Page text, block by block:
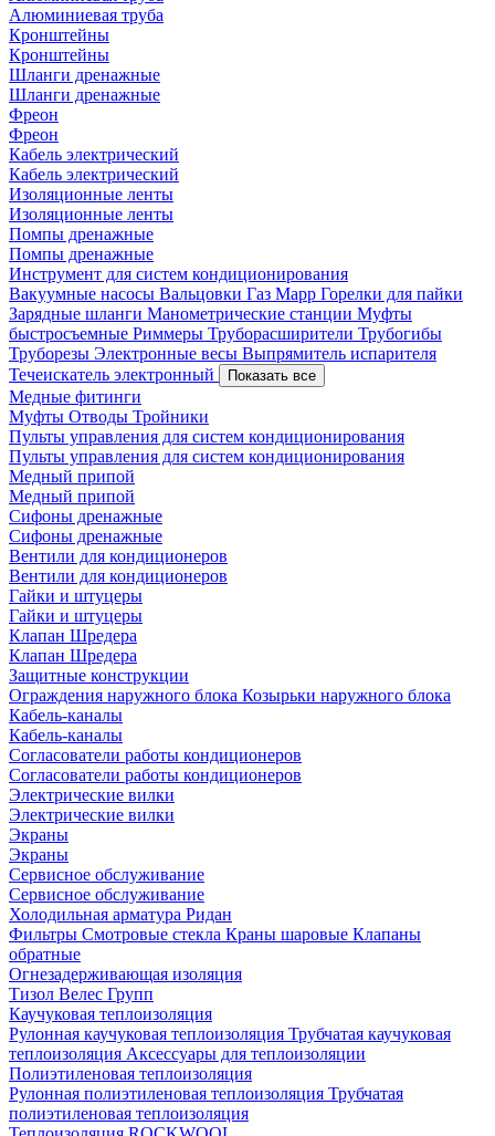
Алюминиевая труба
Кронштейны
Кронштейны
Шланги дренажные
Шланги дренажные
Фреон
Фреон
Кабель электрический
Кабель электрический
Изоляционные ленты
Изоляционные ленты
Помпы дренажные
Помпы дренажные
Инструмент для систем кондиционирования
Вакуумные насосы Вальцовки Газ Mapp Горелки для пайки
Зарядные шланги Манометрические станции Муфты
быстросъемные Риммеры Труборасширители Трубогибы
Труборезы Электронные весы Выпрямитель испарителя
Течеискатель электронный
Показать все
Медные фитинги
Муфты Отводы Тройники
Пульты управления для систем кондиционирования
Пульты управления для систем кондиционирования
Медный припой
Медный припой
Сифоны дренажные
Сифоны дренажные
Вентили для кондиционеров
Вентили для кондиционеров
Гайки и штуцеры
Гайки и штуцеры
Клапан Шредера
Клапан Шредера
Защитные конструкции
Ограждения наружного блока Козырьки наружного блока
Кабель-каналы
Кабель-каналы
Согласователи работы кондиционеров
Согласователи работы кондиционеров
Электрические вилки
Электрические вилки
Экраны
Экраны
Сервисное обслуживание
Сервисное обслуживание
Холодильная арматура Ридан
Фильтры Смотровые стекла Краны шаровые Клапаны
обратные
Огнезадерживающая изоляция
Тизол Велес Групп
Каучуковая теплоизоляция
Рулонная каучуковая теплоизоляция Трубчатая каучуковая
теплоизоляция Аксессуары для теплоизоляции
Полиэтиленовая теплоизоляция
Рулонная полиэтиленовая теплоизоляция Трубчатая
полиэтиленовая теплоизоляция